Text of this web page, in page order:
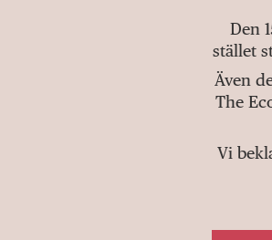
Den
stället
Även
The
Vi